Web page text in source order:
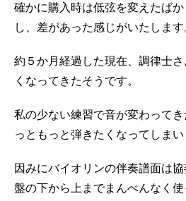
確かに購入時は低弦を変えたば
し、差があった感じがいたします
約５か月経過した現在、調律士
くなってきたそうです。
私の少ない練習で音が変わって
っともっと弾きたくなってしまい
因みにバイオリンの伴奏譜面は
盤の下から上までまんべんなく